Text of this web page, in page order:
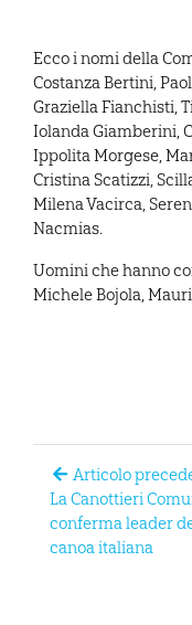
Ecco i nomi della
Costanza Bertini,
Graziella Fianchisti,
Iolanda Giamberini,
Ippolita Morgese,
Cristina Scatizzi,
Milena Vacirca,
Nacmias.
Uomini che hanno
Michele Bojola,
Articolo
La Canottieri
conferma leader
canoa italiana